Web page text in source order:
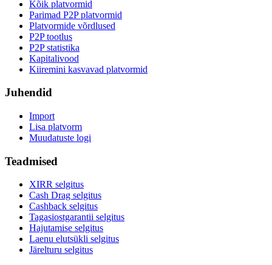
Kõik platvormid
Parimad P2P platvormid
Platvormide võrdlused
P2P tootlus
P2P statistika
Kapitalivood
Kiiremini kasvavad platvormid
Juhendid
Import
Lisa platvorm
Muudatuste logi
Teadmised
XIRR selgitus
Cash Drag selgitus
Cashback selgitus
Tagasiostgarantii selgitus
Hajutamise selgitus
Laenu elutsükli selgitus
Järelturu selgitus